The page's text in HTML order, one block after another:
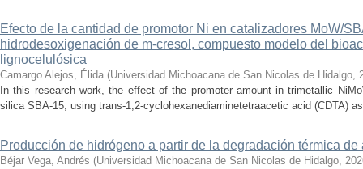
Efecto de la cantidad de promotor Ni en catalizadores MoW/
hidrodesoxigenación de m-cresol, compuesto modelo del
lignocelulósica
Camargo Alejos, Élida (Universidad Michoacana de San Nicolas de Hidalgo,
In this research work, the effect of the promoter amount in trimetallic
silica SBA-15, using trans-1,2-cyclohexanediaminetetraacetic acid (CDTA)
Producción de hidrógeno a partir de la degradación térmica
Béjar Vega, Andrés (Universidad Michoacana de San Nicolas de Hidalgo,